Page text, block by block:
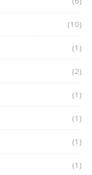
(10)
(1)
(2)
(1)
(1)
(1)
(1)